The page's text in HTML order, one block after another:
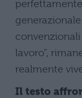
lavoro”,
realmente
Il testo